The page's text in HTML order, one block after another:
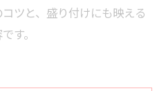
ツと、盛り付けにも映える
す。